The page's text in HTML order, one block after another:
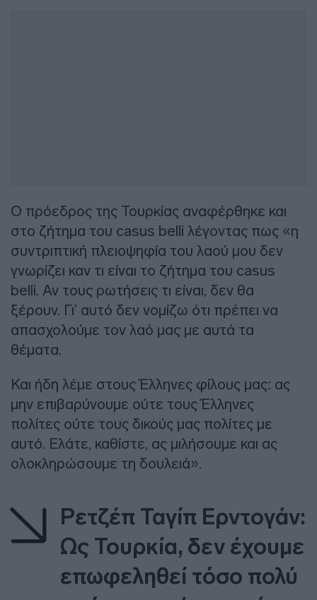
Ο πρόεδρος της Τουρκίας αναφέρθηκε και
στο ζήτημα του casus belli λέγοντας πως «η
συντριπτική πλειοψηφία του λαού μου δεν
γνωρίζει καν τι είναι το ζήτημα του casus
belli. Αν τους ρωτήσεις τι είναι, δεν θα
ξέρουν. Γι’ αυτό δεν νομίζω ότι πρέπει να
απασχολούμε τον λαό μας με αυτά τα
θέματα.
Και ήδη λέμε στους Έλληνες φίλους μας: ας
μην επιβαρύνουμε ούτε τους Έλληνες
πολίτες ούτε τους δικούς μας πολίτες με
αυτό. Ελάτε, καθίστε, ας μιλήσουμε και ας
ολοκληρώσουμε τη δουλειά».
Ρετζέπ Ταγίπ Ερντογάν:
Ως Τουρκία, δεν έχουμε
επωφεληθεί τόσο πολύ